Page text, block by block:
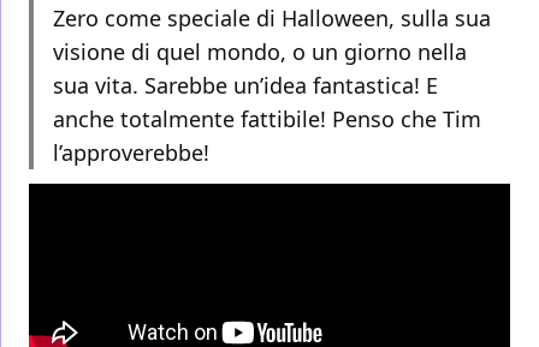
Zero come speciale di Halloween, sulla sua
visione di quel mondo, o un giorno nella
sua vita. Sarebbe un’idea fantastica! E
anche totalmente fattibile! Penso che Tim
l’approverebbe!